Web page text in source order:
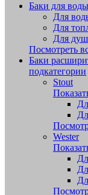
Баки для
Для
Для
Для
Посмотреть
Баки
подкатегории
Stout
Wester